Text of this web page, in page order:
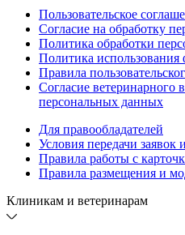
Пользовательское
Согласие на обработку
Политика обработки
Политика использования
Правила
Согласие ветеринарного
персональных данных
Для правообладателей
Условия передачи
Правила работы с
Правила размещения и
Клиникам и ветеринарам